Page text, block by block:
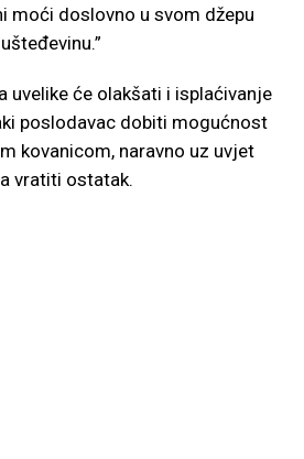
moći doslovno u svom džepu
uvelike će olakšati i isplaćivanje
poslodavac dobiti mogućnost
kovanicom, naravno uz uvjet
vratiti ostatak.